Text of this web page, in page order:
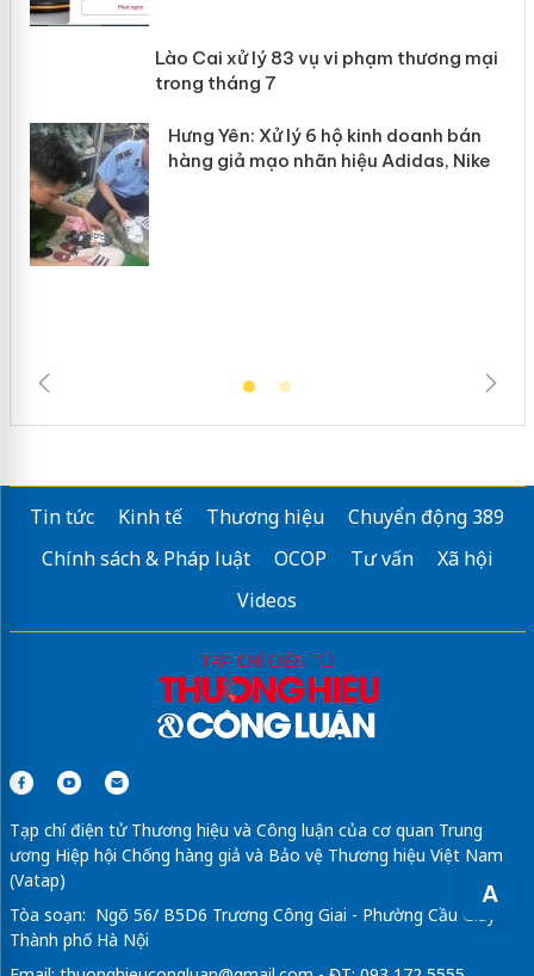
A
Lào Cai xử lý 83 vụ vi phạm thương
mại trong tháng 7
Tin tức Kinh tế Thương hiệu
Chuyển động 389
Chính sách & Pháp luật
OCOP Tư vấn
Xã hội
Videos
Tạp chí điện tử Thương hiệu và Công luận của cơ quan Trung
ương Hiệp hội Chống hàng giả và Bảo vệ Thương hiệu Việt Nam
(Vatap)
Tòa soạn: Ngõ 56/ B5D6 Trương Công Giai - Phường Cầu Giấy -
Thành phố Hà Nội